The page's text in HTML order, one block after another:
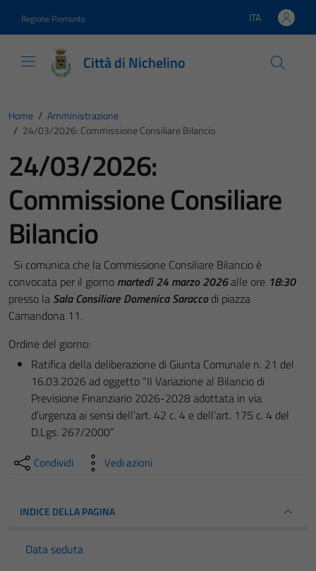
Regione Piemonte Lingua attiva:
ITA
Città di Nichelino
Home / Amministrazione
/ 24/03/2026: Commissione Consiliare Bilancio
24/03/2026:
Commissione Consiliare
Bilancio
Si comunica che la Commissione Consiliare Bilancio è
convocata per il giorno martedì 24 marzo 2026alle ore 18:30
presso la Sala Consiliare Domenica Saraccodi piazza
Camandona 11.
Ordine del giorno:
Ratifica della deliberazione di Giunta Comunale n. 21 del
16.03.2026 ad oggetto “II Variazione al Bilancio di
Previsione Finanziario 2026-2028 adottata in via
d’urgenza ai sensi dell’art. 42 c. 4 e dell’art. 175 c. 4 del
D.Lgs. 267/2000”
Condividi Vedi azioni
INDICE DELLA PAGINA
Data seduta